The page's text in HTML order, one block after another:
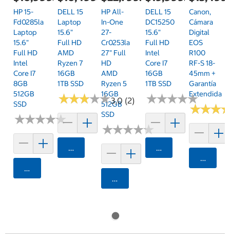
HP 15-
Fd0285la
Laptop
15.6"
Full HD
Intel
Core I7
8GB
512GB
SSD
★★★★★
★★★★★
Agregar
DELL 15
Laptop
15.6"
Full HD
AMD
Ryzen 7
16GB
1TB SSD
★★★★★
★★★★★3.0 (2)
Agregar
HP All-
In-One
27-
Cr0253la
27" Full
HD
AMD
Ryzen 5
16GB
512GB
SSD
★★★★★
★★★★★
Agregar
DELL 15
DC15250
15.6"
Full HD
Intel
Core I7
16GB
1TB SSD
★★★★★
★★★★★
Agregar
Canon,
Cámara
Digital
EOS
R100
RF-S 18-
45mm +
Garantía
Extendida
★★★
★★★